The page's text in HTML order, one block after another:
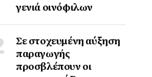
γενιά οινόφιλων
Σε στοχευμένη αύξηση
παραγωγής
προσβλέπουν οι